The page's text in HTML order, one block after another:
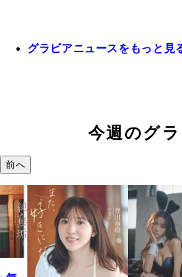
グラビアニュースをもっと見
今週のグ
前へ